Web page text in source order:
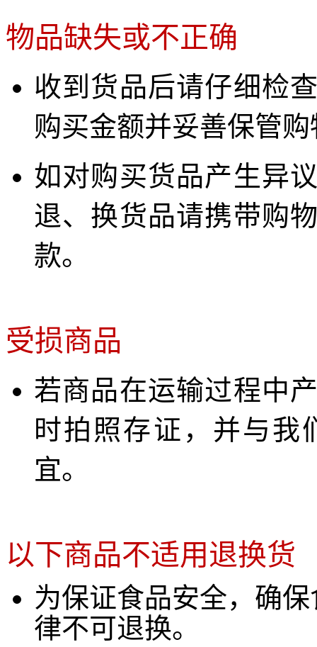
物品缺失或不正确
收到货品后请仔细检
购买金额并妥善保管
如对购买货品产生异
退、换货品请携带购
款。
受损商品
若商品在运输过程中
时拍照存证，并与我
宜。
以下商品不适用退换货
为保证食品安全，确
律不可退换。